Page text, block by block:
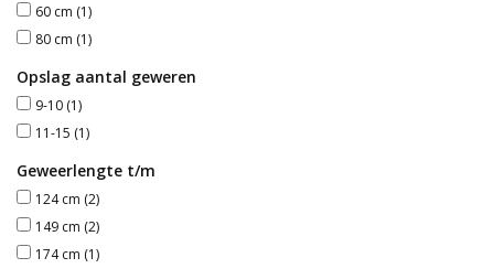
60 cm (1)
80 cm (1)
Opslag aantal geweren
9-10 (1)
11-15 (1)
Geweerlengte t/m
124 cm (2)
149 cm (2)
174 cm (1)